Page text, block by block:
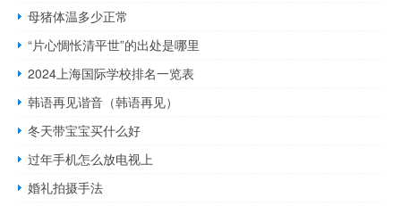
母猪体温多少正常
“片心惆怅清平世”的出处是哪里
2024上海国际学校排名一览表
韩语再见谐音（韩语再见）
冬天带宝宝买什么好
过年手机怎么放电视上
婚礼拍摄手法